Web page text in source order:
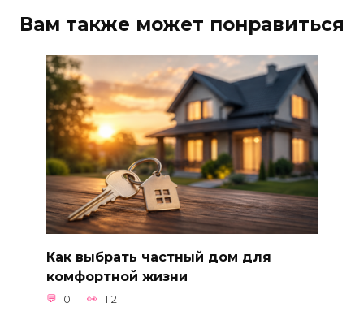
Вам также может понравиться
Как выбрать частный дом для
комфортной жизни
0 112